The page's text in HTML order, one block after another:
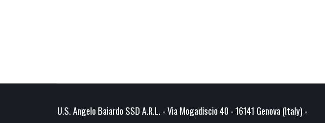
U.S. Angelo Baiardo SSD A.R.L. - Via Mogadiscio 40 - 16141 Genova (Italy) -